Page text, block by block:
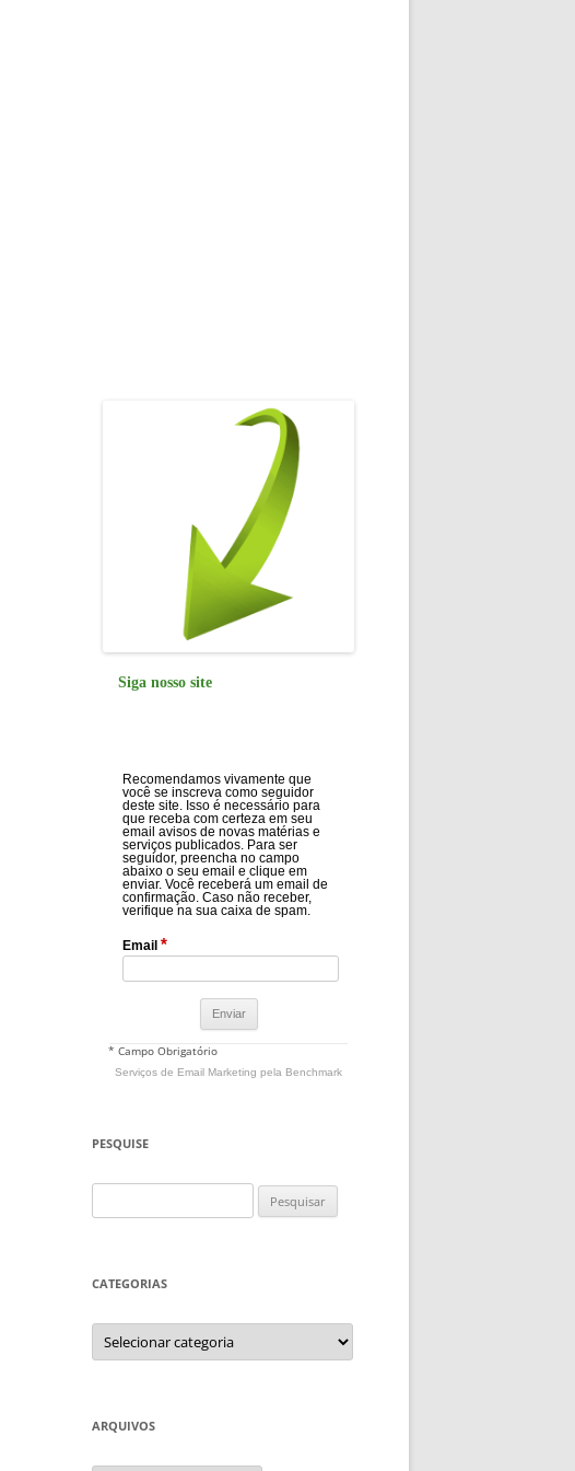
Siga nosso site
Recomendamos vivamente que
você se inscreva como seguidor
deste site. Isso é necessário para
que receba com certeza em seu
email avisos de novas matérias e
serviços publicados. Para ser
seguidor, preencha no campo
abaixo o seu email e clique em
enviar. Você receberá um email de
confirmação. Caso não receber,
verifique na sua caixa de spam.
Email *
* Campo Obrigatório
Serviços de Email Marketing pela Benchmark
PESQUISE
por:
CATEGORIAS
Categorias
ARQUIVOS